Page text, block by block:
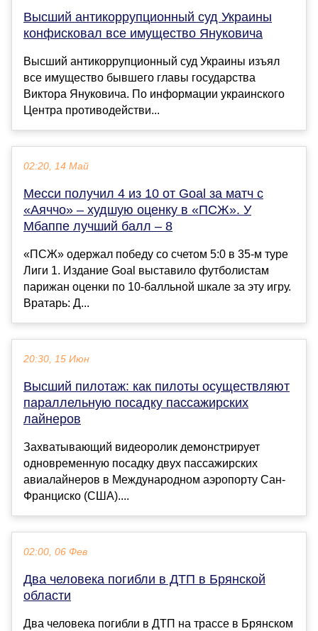
Высший антикоррупционный суд Украины
конфисковал все имущество Януковича
Высший антикоррупционный суд Украины изъял
все имущество бывшего главы государства
Виктора Януковича. По информации украинского
Центра противодействи...
02:20, 14 Май
Месси получил 4 из 10 от Goal за матч с
«Аяччо» – худшую оценку в «ПСЖ». У
Мбаппе лучший балл – 8
«ПСЖ» одержал победу со счетом 5:0 в 35-м туре
Лиги 1. Издание Goal выставило футболистам
парижан оценки по 10-балльной шкале за эту игру.
Вратарь: Д...
20:30, 15 Июн
Высший пилотаж: как пилоты осуществляют
параллельную посадку пассажирских
лайнеров
Захватывающий видеоролик демонстрирует
одновременную посадку двух пассажирских
авиалайнеров в Международном аэропорту Сан-
Франциско (США)....
02:00, 06 Фев
Два человека погибли в ДТП в Брянской
области
Два человека погибли в ДТП на трассе в Брянском